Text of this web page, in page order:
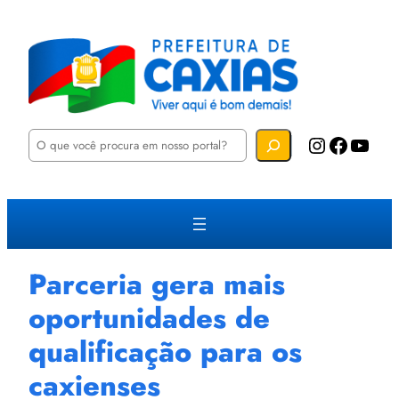
P
u
a
Instagram Facebook YouTube
Parceria gera mais
oportunidades de
qualificação para os
caxienses